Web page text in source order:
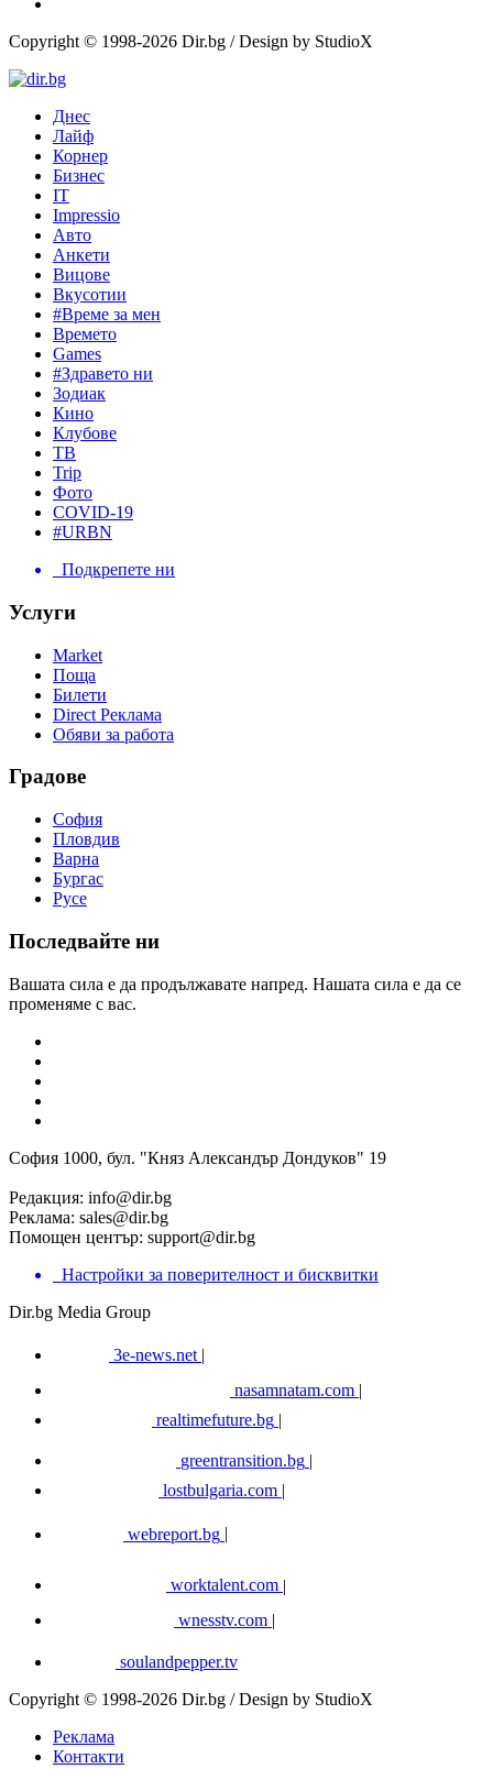
Copyright © 1998-2026 Dir.bg / Design by StudioX
Днес
Лайф
Корнер
Бизнес
IT
Impressio
Авто
Анкети
Вицове
Вкусотии
#Време за мен
Времето
Games
#Здравето ни
Зодиак
Кино
Клубове
ТВ
Trip
Фото
COVID-19
#URBN
Подкрепете ни
Услуги
Market
Поща
Билети
Direct Реклама
Обяви за работа
Градове
София
Пловдив
Варна
Бургас
Русе
Последвайте ни
Вашата сила е да продължавате напред. Нашата сила е да се
променяме с вас.
София 1000, бул. "Княз Александър Дондуков" 19
Редакция: info@dir.bg
Реклама: sales@dir.bg
Помощен център: support@dir.bg
Настройки за поверителност и бисквитки
Dir.bg Media Group
3e-news.net |
nasamnatam.com |
realtimefuture.bg |
greentransition.bg |
lostbulgaria.com |
webreport.bg
worktalent.com |
wnesstv.com |
soulandpepper.tv
Copyright © 1998-2026 Dir.bg / Design by StudioX
Реклама
Контакти